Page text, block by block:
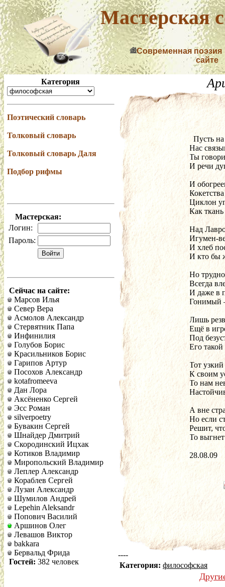
Мастерская
Современная поэзия
сайте
Категория
Поэтический словарь
Толковый словарь
Толковый словарь Даля
Подбор рифмы
Мастерская:
Логин:
Пароль:
Сейчас на сайте:
Марсов Илья
Север Вера
Асмолов Александр
Стервятник Папа
Инфинилия
Голубов Борис
Красильников Борис
Гарипов Артур
Посохов Александр
kotafromeeva
Дан Лора
Аксёненко Сергей
Эсс Роман
silverpoetry
Бувакин Сергей
Шнайдер Дмитрий
Скородинский Ицхак
Котиков Владимир
Миропольский Владимир
Леплер Александр
Кораблев Сергей
Лузан Александр
Шумилов Андрей
Lepehin Aleksandr
Попович Василий
Аршинов Олег
Левашов Виктор
bakkara
Бервальд Фрида
Гостей: 382 человек
Пусть
Нас
Ты
И речи
И
Циклон
Как
Над
Игумен-
И хлеб
И кто бы
Но
Всегда
И даже в
Гонимый
Лишь
Ещё в
Под
Его
Тот узкий
К своим
То нам
А вне
Но если
Решит,
То
28.08.09
----
Категория: философская